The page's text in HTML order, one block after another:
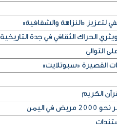
لتعزيز «النزاهة والشفافية»
الحراك الثقافي في جدة التاريخية
التوالي
القصيرة «سبوتلايت»
الكريم
اليمن